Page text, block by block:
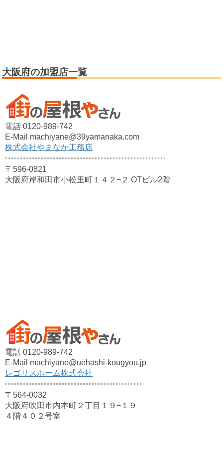
大阪府の加盟店一覧
電話 0120-989-742
E-Mail machiyane@39yamanaka.com
株式会社やまなか工務店
〒596-0821
大阪府岸和田市小松里町１４２−２ OTビル2階
電話 0120-989-742
E-Mail machiyane@uehashi-kougyou.jp
レゴリスホーム株式会社
〒564-0032
大阪府吹田市内本町２丁目１９−１９
４階４０２号室